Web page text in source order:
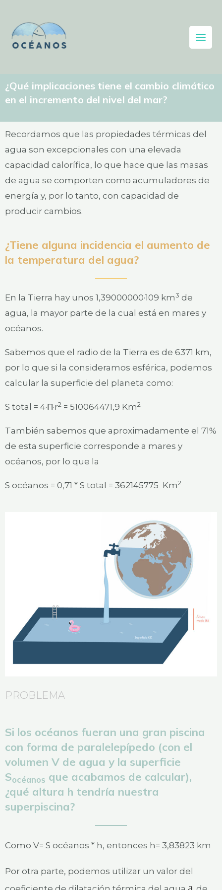
¿Qué implicaciones tiene el cambio climático
en el incremento del nivel del mar?
Recordamos que las propiedades térmicas del
agua son excepcionales con una elevada
capacidad calorífica, lo que hace que las masas
de agua se comporten como acumuladores de
energía y, por lo tanto, con capacidad de
producir cambios.
¿Tiene alguna incidencia el aumento de
la temperatura del agua?
En la Tierra hay unos 1,39000000·109 km3 de
agua, la mayor parte de la cual está en mares y
océanos.
Sabemos que el radio de la Tierra es de 6371 km,
por lo que si la consideramos esférica, podemos
calcular la superficie del planeta como:
S total = 4·Π·r2 = 510064471,9 Km2
También sabemos que aproximadamente el 71%
de esta superficie corresponde a mares y
océanos, por lo que la
S océanos = 0,71 * S total = 362145775 Km2
PROBLEMA
Si los océanos fueran una gran piscina
con forma de paralelepípedo (con el
volumen V de agua y la superficie
Socéanos que acabamos de calcular),
¿qué altura h tendría nuestra
superpiscina?
Como V= S océanos * h, entonces h= 3,83823 km
Por otra parte, podemos utilizar un valor del
a